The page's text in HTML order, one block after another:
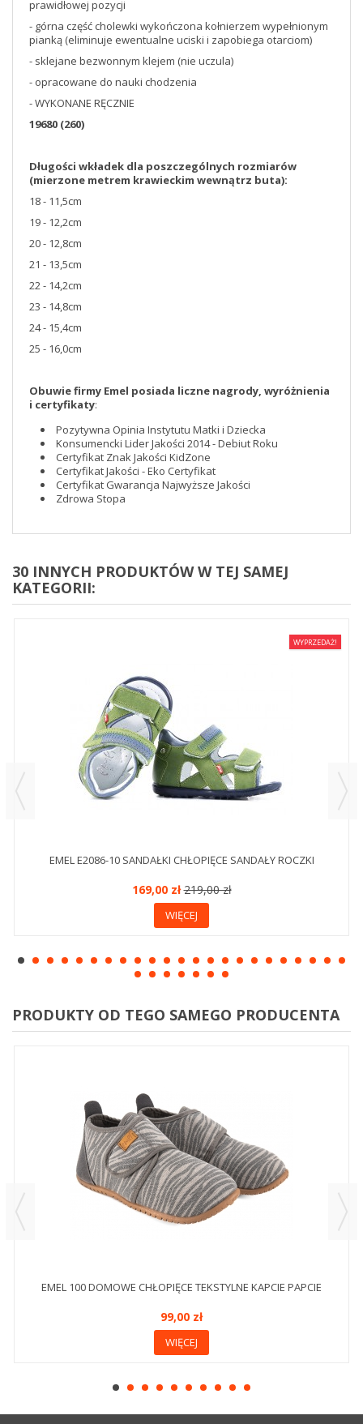
prawidłowej pozycji
- górna część cholewki wykończona kołnierzem wypełnionym
pianką (eliminuje ewentualne uciski i zapobiega otarciom)
- sklejane bezwonnym klejem (nie uczula)
- opracowane do nauki chodzenia
- WYKONANE RĘCZNIE
19680 (260)
Długości wkładek dla poszczególnych rozmiarów
(mierzone metrem krawieckim wewnątrz buta):
18 - 11,5cm
19 - 12,2cm
20 - 12,8cm
21 - 13,5cm
22 - 14,2cm
23 - 14,8cm
24 - 15,4cm
25 - 16,0cm
Obuwie firmy Emel posiada liczne nagrody, wyróżnienia
i certyfikaty:
Pozytywna Opinia Instytutu Matki i Dziecka
Konsumencki Lider Jakości 2014 - Debiut Roku
Certyfikat Znak Jakości KidZone
Certyfikat Jakości - Eko Certyfikat
Certyfikat Gwarancja Najwyższe Jakości
Zdrowa Stopa
30 INNYCH PRODUKTÓW W TEJ SAMEJ
KATEGORII:
WYPRZEDAŻ!
EMEL E2086-10 SANDAŁKI CHŁOPIĘCE SANDAŁY ROCZKI
169,00 zł219,00 zł
WIĘCEJ
PRODUKTY OD TEGO SAMEGO PRODUCENTA
EMEL 100 DOMOWE CHŁOPIĘCE TEKSTYLNE KAPCIE PAPCIE
99,00 zł
WIĘCEJ